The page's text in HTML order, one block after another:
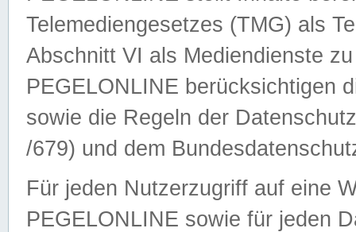
Telemediengesetzes (TMG) als
Abschnitt VI als Mediendienste
PEGELONLINE berücksichtigen
sowie die Regeln der
/679) und dem
Für jeden Nutzerzugriff auf eine
PEGELONLINE sowie für jeden